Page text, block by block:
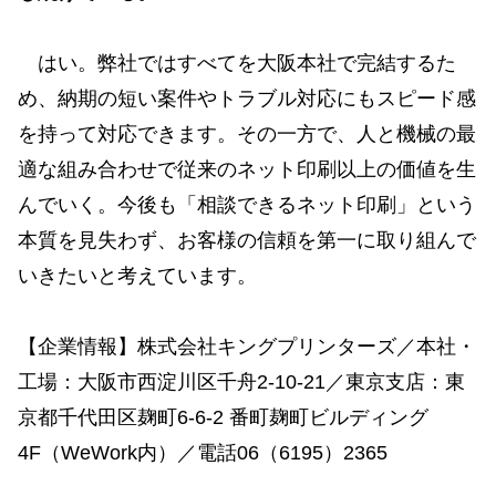
はい。弊社ではすべてを大阪本社で完結するた
め、納期の短い案件やトラブル対応にもスピード感
を持って対応できます。その一方で、人と機械の最
適な組み合わせで従来のネット印刷以上の価値を生
んでいく。今後も「相談できるネット印刷」という
本質を見失わず、お客様の信頼を第一に取り組んで
いきたいと考えています。
【企業情報】株式会社キングプリンターズ／本社・
工場：大阪市西淀川区千舟2-10-21／東京支店：東
京都千代田区麹町6-6-2 番町麹町ビルディング
4F（WeWork内）／電話06（6195）2365